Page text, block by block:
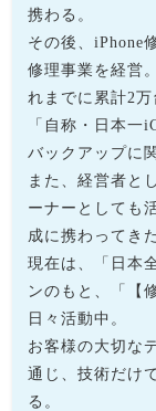
携わる。
その後、iPhone
修理事業を経営
れまでに累計2万
「自称・日本一
バックアップに
また、経営者と
ーナーとしても
成に携わってきた
現在は、「日本
ンのもと、「【
日々活動中。
お客様の大切な
通じ、技術だけ
る。